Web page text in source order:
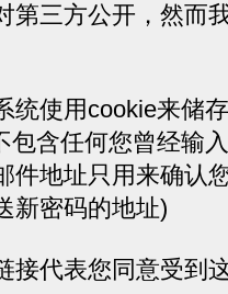
第三方公开，然而
统使用cookie来储
包含任何您曾经输
件地址只用来确认
新密码的地址)
接代表您同意受到